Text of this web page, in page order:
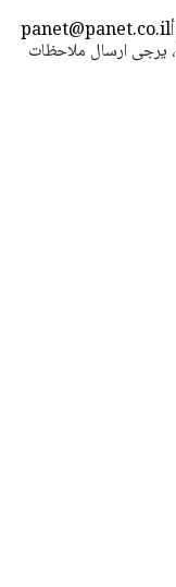
panet@panet.co.ilاستعمال المضامين بموجب بند 27 أ
لقانون الحقوق الأدبية لسنة 2007، يرجى ارسال ملاحظات